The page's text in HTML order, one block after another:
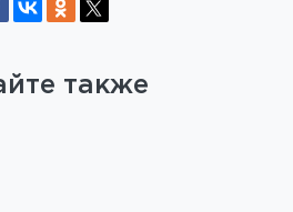
также